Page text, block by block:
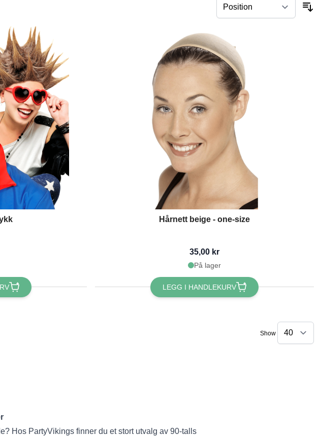
Hårnett beige - one-size
35,00 kr
På lager
LEGG I HANDLEKURV
Show
Hos PartyVikings finner du et stort utvalg av 90-talls